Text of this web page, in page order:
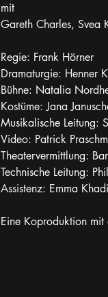
mit
Gareth Charles, Svea
Regie: Frank Hörner
Dramaturgie: Henner
Bühne: Natalia
Kostüme: Jana
Musikalische Leitung:
Video: Patrick
Theatervermittlung:
Technische Leitung:
Assistenz: Emma
Eine Koproduktion mit